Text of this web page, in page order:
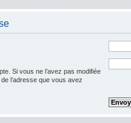
Si vous ne l’avez pas modifiée
de l’adresse que vous avez